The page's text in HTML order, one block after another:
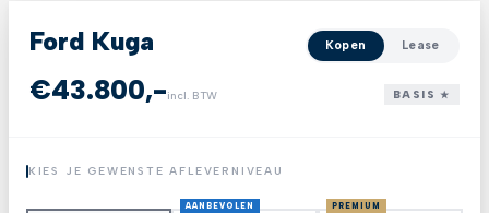
Ford Kuga Kopen Lease
€43.800,-incl. BTW BASIS ★
KIES JE GEWENSTE AFLEVERNIVEAU
AANBEVOLEN PREMIUM